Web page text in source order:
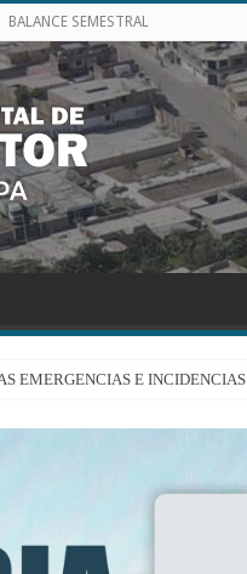
BALANCE SEMESTRAL
EMERGENCIAS E INCIDENCIAS